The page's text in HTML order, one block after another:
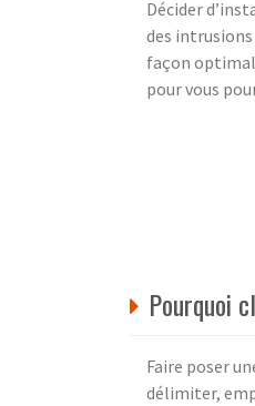
Décider
des
façon
pour vous
Pourquoi
Faire poser
délimiter,